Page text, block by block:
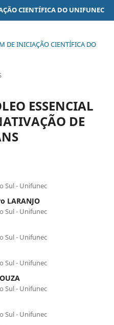
CIENTÍFICA DO UNIFUNEC
DE INICIAÇÃO CIENTÍFICA DO
ESSENCIAL
DE
Sul - Unifunec
LARANJO
Sul - Unifunec
Sul - Unifunec
Sul - Unifunec
Sul - Unifunec
Sul - Unifunec